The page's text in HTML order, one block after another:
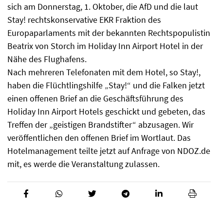
sich am Donnerstag, 1. Oktober, die AfD und die laut
Stay! rechtskonservative EKR Fraktion des
Europaparlaments mit der bekannten Rechtspopulistin
Beatrix von Storch im Holiday Inn Airport Hotel in der
Nähe des Flughafens.
Nach mehreren Telefonaten mit dem Hotel, so Stay!,
haben die Flüchtlingshilfe „Stay!“ und die Falken jetzt
einen offenen Brief an die Geschäftsführung des
Holiday Inn Airport Hotels geschickt und gebeten, das
Treffen der „geistigen Brandstifter“ abzusagen. Wir
veröffentlichen den offenen Brief im Wortlaut. Das
Hotelmanagement teilte jetzt auf Anfrage von NDOZ.de
mit, es werde die Veranstaltung zulassen.